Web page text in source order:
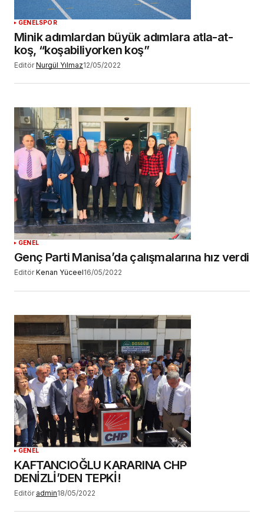
GENELSPOR
Minik adımlardan büyük adımlara atla-at-
koş, “koşabiliyorken koş”
Editör Nurgül Yılmaz12/05/2022
GENEL
Genç Parti Manisa’da çalışmalarına hız verdi
Editör Kenan Yüceel16/05/2022
GENEL
KAFTANCIOĞLU KARARINA CHP
DENİZLİ’DEN TEPKİ!
Editör admin18/05/2022